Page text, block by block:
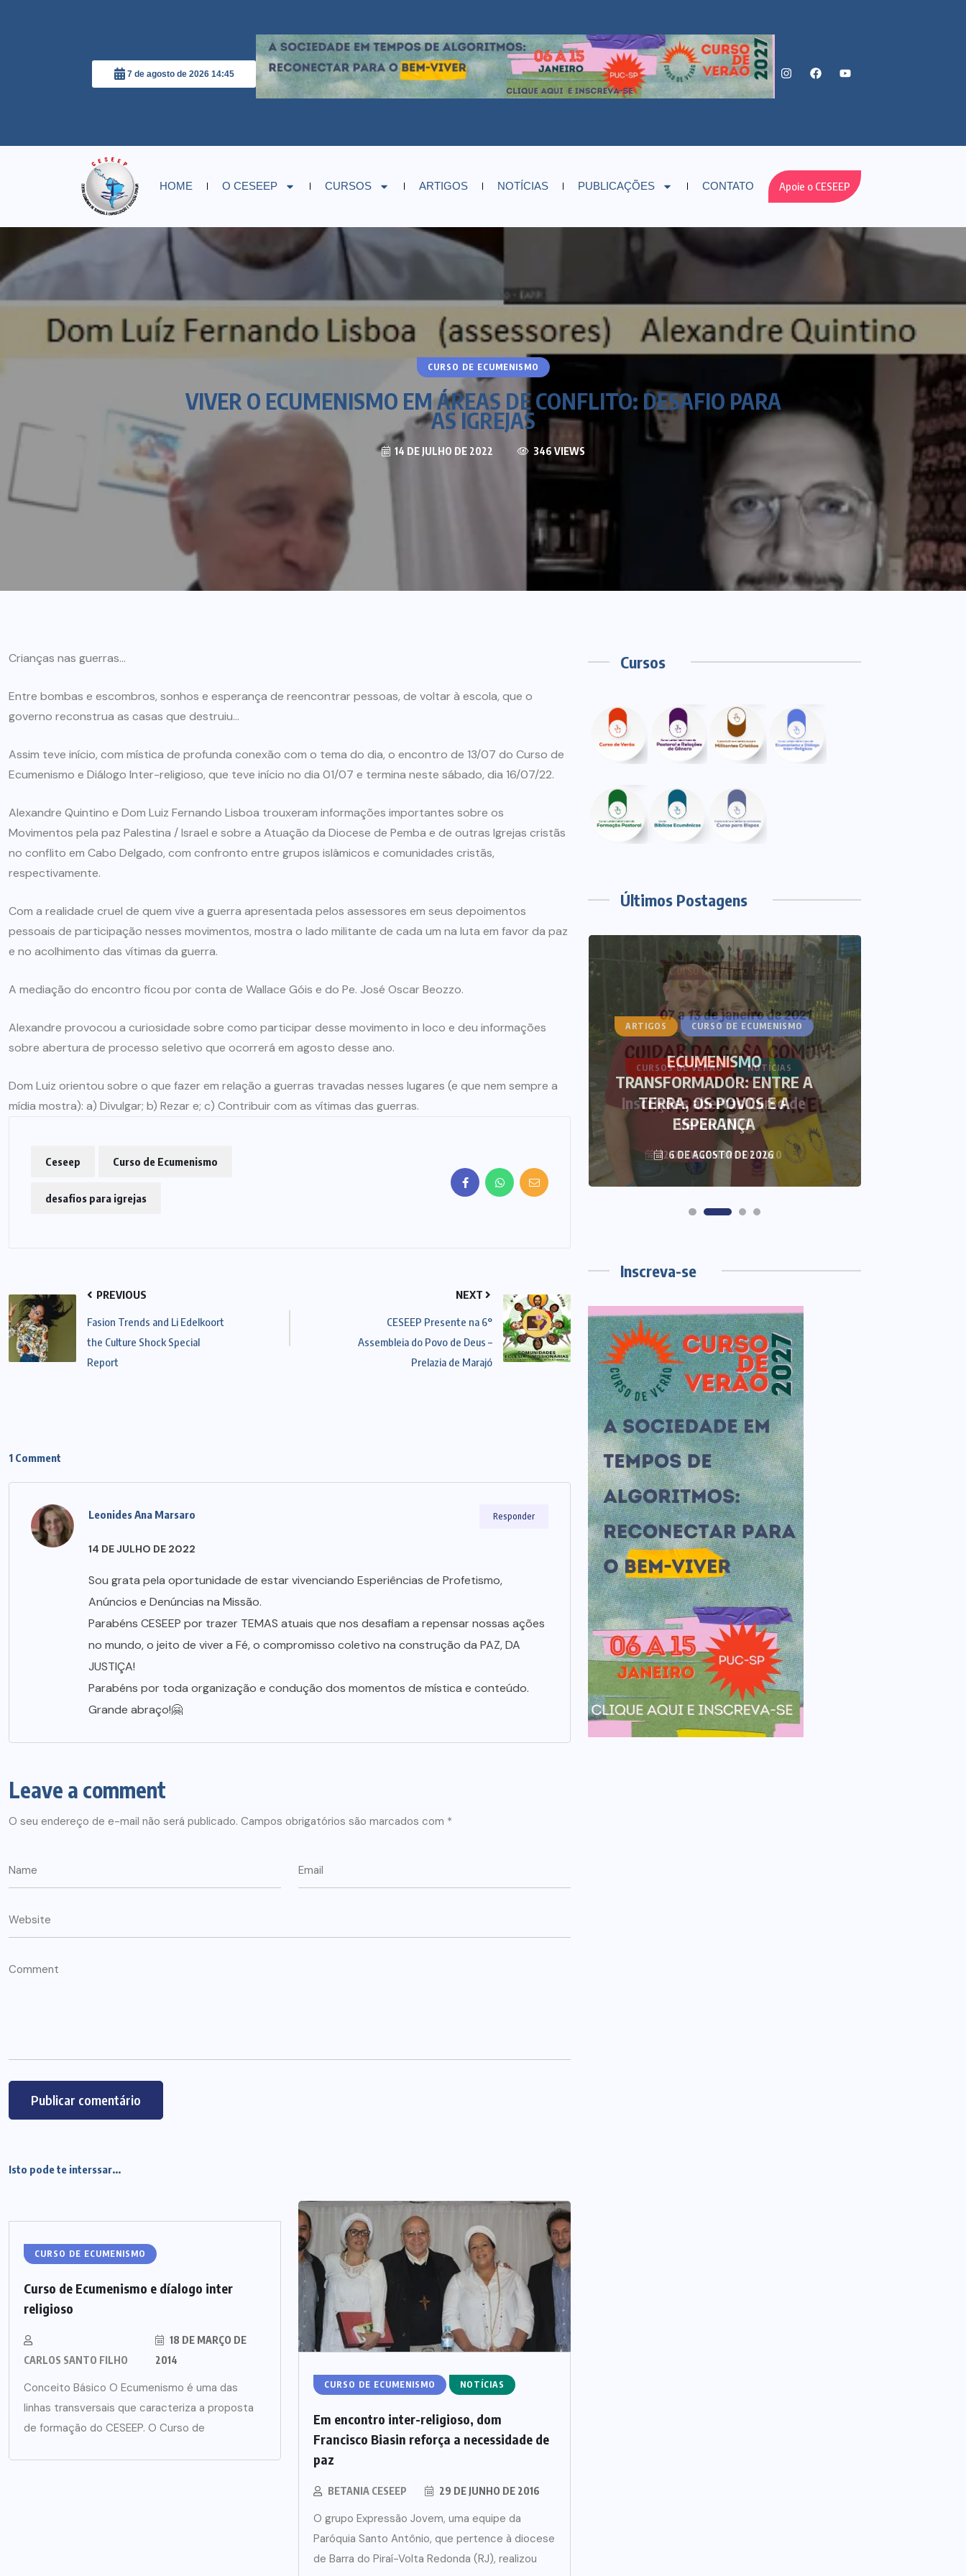
7 de agosto de 2026 14:45
HOME O CESEEP CURSOS ARTIGOS NOTÍCIAS PUBLICAÇÕES CONTATO Apoie o CESEEP
CURSO DE ECUMENISMO
VIVER O ECUMENISMO EM ÁREAS DE CONFLITO: DESAFIO PARA
AS IGREJAS
14 DE JULHO DE 2022 346 VIEWS
Crianças nas guerras…
Entre bombas e escombros, sonhos e esperança de reencontrar pessoas, de voltar à escola, que o
governo reconstrua as casas que destruiu…
Assim teve início, com mística de profunda conexão com o tema do dia, o encontro de 13/07 do Curso de
Ecumenismo e Diálogo Inter-religioso, que teve início no dia 01/07 e termina neste sábado, dia 16/07/22.
Alexandre Quintino e Dom Luiz Fernando Lisboa trouxeram informações importantes sobre os
Movimentos pela paz Palestina / Israel e sobre a Atuação da Diocese de Pemba e de outras Igrejas cristãs
no conflito em Cabo Delgado, com confronto entre grupos islâmicos e comunidades cristãs,
respectivamente.
Com a realidade cruel de quem vive a guerra apresentada pelos assessores em seus depoimentos
pessoais de participação nesses movimentos, mostra o lado militante de cada um na luta em favor da paz
e no acolhimento das vítimas da guerra.
A mediação do encontro ficou por conta de Wallace Góis e do Pe. José Oscar Beozzo.
Alexandre provocou a curiosidade sobre como participar desse movimento in loco e deu informações
sobre abertura de processo seletivo que ocorrerá em agosto desse ano.
Dom Luiz orientou sobre o que fazer em relação a guerras travadas nesses lugares (e que nem sempre a
mídia mostra): a) Divulgar; b) Rezar e; c) Contribuir com as vítimas das guerras.
Ceseep Curso de Ecumenismo
desafios para igrejas
PREVIOUS
Fasion Trends and Li Edelkoort
the Culture Shock Special
Report
NEXT
CESEEP Presente na 6°
Assembleia do Povo de Deus –
Prelazia de Marajó
1 Comment
Leonides Ana Marsaro
14 DE JULHO DE 2022
Sou grata pela oportunidade de estar vivenciando Esperiências de Profetismo,
Anúncios e Denúncias na Missão.
Parabéns CESEEP por trazer TEMAS atuais que nos desafiam a repensar nossas ações
no mundo, o jeito de viver a Fé, o compromisso coletivo na construção da PAZ, DA
JUSTIÇA!
Parabéns por toda organização e condução dos momentos de mística e conteúdo.
Grande abraço!🤗
Responder
Leave a comment
O seu endereço de e-mail não será publicado. Campos obrigatórios são marcados com *
Isto pode te interssar...
CURSO DE ECUMENISMO
Curso de Ecumenismo e díalogo inter
religioso
CARLOS SANTO FILHO
18 DE MARÇO DE
2014
Conceito Básico O Ecumenismo é uma das
linhas transversais que caracteriza a proposta
de formação do CESEEP. O Curso de
CURSO DE ECUMENISMO NOTÍCIAS
Em encontro inter-religioso, dom
Francisco Biasin reforça a necessidade de
paz
BETANIA CESEEP 29 DE JUNHO DE 2016
O grupo Expressão Jovem, uma equipe da
Paróquia Santo Antônio, que pertence à diocese
de Barra do Piraí-Volta Redonda (RJ), realizou
Cursos
Últimos Postagens
ARTIGOS CESEEP
CURSO DE ECUMENISMO
TRANSFORMADOR NASCE
DENTRO DE NÓS – PRISCILLA
DOS REIS RIBEIRO
29 DE JULHO DE 2026
Inscrições abertas Curso de
Verão 2021
ARTIGOS CURSO DE ECUMENISMO
ECUMENISMO
TRANSFORMADOR: ENTRE A
TERRA, OS POVOS E A
ESPERANÇA
6 DE AGOSTO DE 2026
Inscreva-se